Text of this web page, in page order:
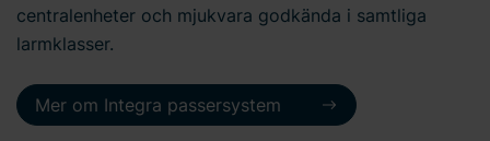
centralenheter och mjukvara godkända i samtliga
larmklasser.
Mer om Integra passersystem